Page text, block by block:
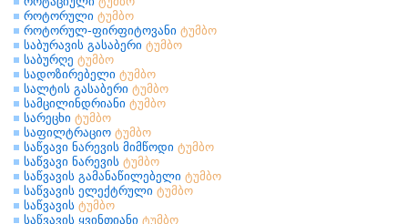
როტორული ტუმბო
როტორულ-ფირფიტოვანი ტუმბო
საბურავის გასაბერი ტუმბო
საბურღე ტუმბო
სადოზირებელი ტუმბო
სალტის გასაბერი ტუმბო
სამცილინდრიანი ტუმბო
სარეცხი ტუმბო
საფილტრაციო ტუმბო
საწვავი ნარევის მიმწოდი ტუმბო
საწვავი ნარევის ტუმბო
საწვავის გამანაწილებელი ტუმბო
საწვავის ელექტრული ტუმბო
საწვავის ტუმბო
საწვავის ყვინთიანი ტუმბო